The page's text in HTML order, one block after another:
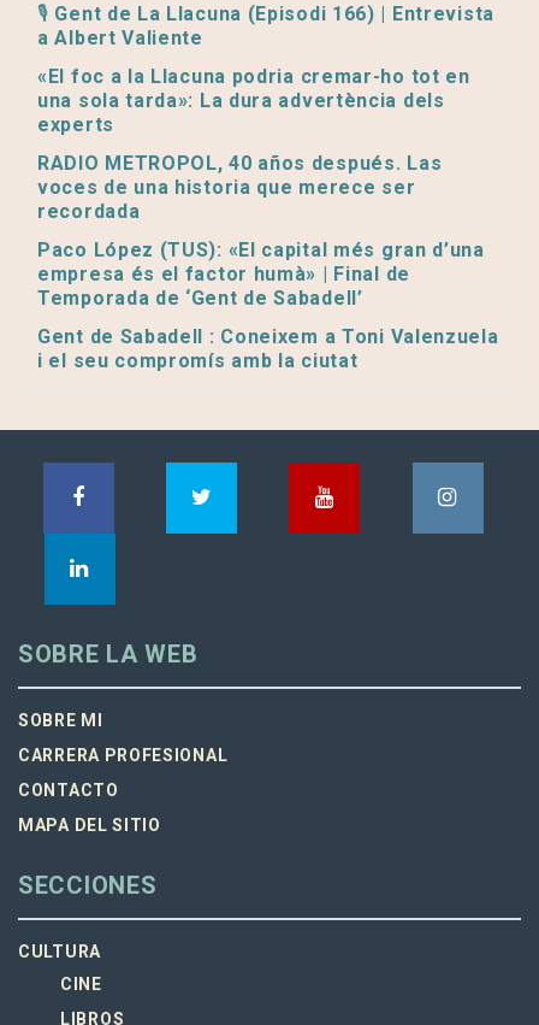
🎙️ Gent de La Llacuna (Episodi 166) | Entrevista
a Albert Valiente
«El foc a la Llacuna podria cremar-ho tot en
una sola tarda»: La dura advertència dels
experts
RADIO METROPOL, 40 años después. Las
voces de una historia que merece ser
recordada
Paco López (TUS): «El capital més gran d’una
empresa és el factor humà» | Final de
Temporada de ‘Gent de Sabadell’
Gent de Sabadell : Coneixem a Toni Valenzuela
i el seu compromís amb la ciutat
SOBRE LA WEB
SOBRE MI
CARRERA PROFESIONAL
CONTACTO
MAPA DEL SITIO
SECCIONES
CULTURA
CINE
LIBROS